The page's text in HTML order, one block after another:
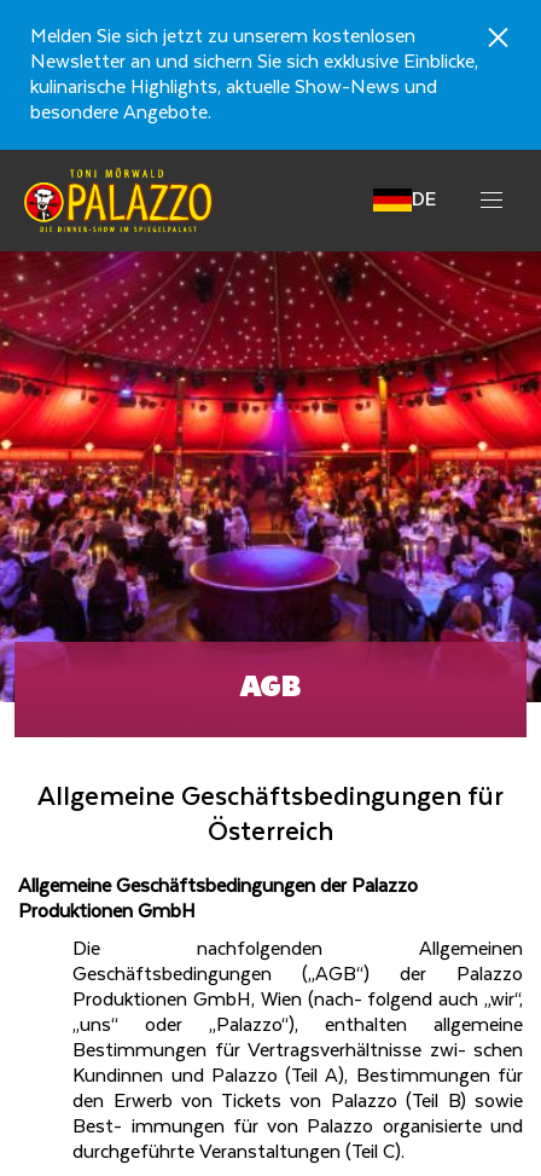
Melden Sie sich jetzt zu unserem kostenlosen
Newsletter an und sichern Sie sich exklusive Einblicke,
kulinarische Highlights, aktuelle Show-News und
besondere Angebote.
DE
AGB
Allgemeine Geschäftsbedingungen für
Österreich
Allgemeine Geschäftsbedingungen der Palazzo
Produktionen GmbH
Die nachfolgenden Allgemeinen
Geschäftsbedingungen („AGB“) der Palazzo
Produktionen GmbH, Wien (nach- folgend auch „wir“,
„uns“ oder „Palazzo“), enthalten allgemeine
Bestimmungen für Vertragsverhältnisse zwi- schen
Kundinnen und Palazzo (Teil A), Bestimmungen für
den Erwerb von Tickets von Palazzo (Teil B) sowie
Best- immungen für von Palazzo organisierte und
durchgeführte Veranstaltungen (Teil C).